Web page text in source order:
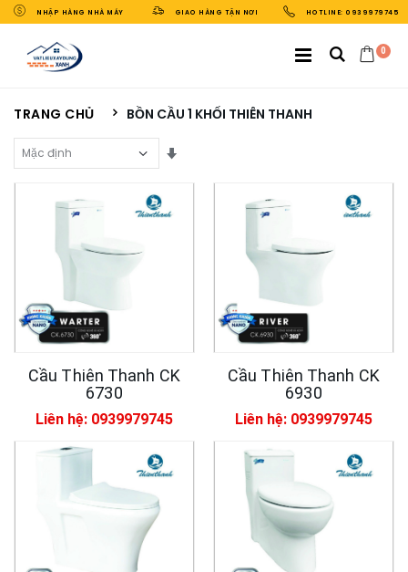
NHẬP HÀNG NHÀ MÁY GIAO HÀNG TẬN NƠI HOTLINE: 0939979745
0
TRANG CHỦ BỒN CẦU 1 KHỐI THIÊN THANH
Sắp Xếp Theo
Cầu Thiên Thanh CK
6730
Liên hệ: 0939979745
Cầu Thiên Thanh CK
6930
Liên hệ: 0939979745